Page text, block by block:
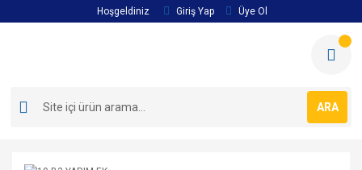
Hoşgeldiniz Giriş Yap Üye Ol
ARA